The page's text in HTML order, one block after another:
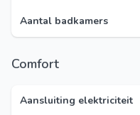
Aantal badkamers
Comfort
Aansluiting elektriciteit